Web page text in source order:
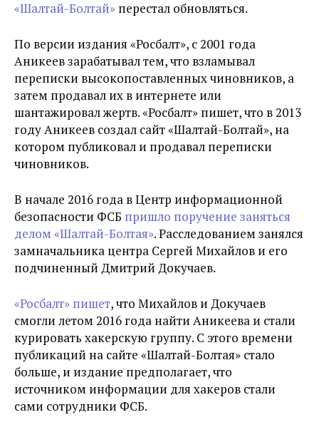
«Шалтай-Болтай» перестал обновляться.
По версии издания «Росбалт», с 2001 года
Аникеев зарабатывал тем, что взламывал
переписки высокопоставленных чиновников, а
затем продавал их в интернете или
шантажировал жертв. «Росбалт» пишет, что в 2013
году Аникеев создал сайт «Шалтай-Болтай», на
котором публиковал и продавал переписки
чиновников.
В начале 2016 года в Центр информационной
безопасности ФСБ пришло поручение заняться
делом «Шалтай-Болтая». Расследованием занялся
замначальника центра Сергей Михайлов и его
подчиненный Дмитрий Докучаев.
«Росбалт» пишет, что Михайлов и Докучаев
смогли летом 2016 года найти Аникеева и стали
курировать хакерскую группу. С этого времени
публикаций на сайте «Шалтай-Болтая» стало
больше, и издание предполагает, что
источником информации для хакеров стали
сами сотрудники ФСБ.